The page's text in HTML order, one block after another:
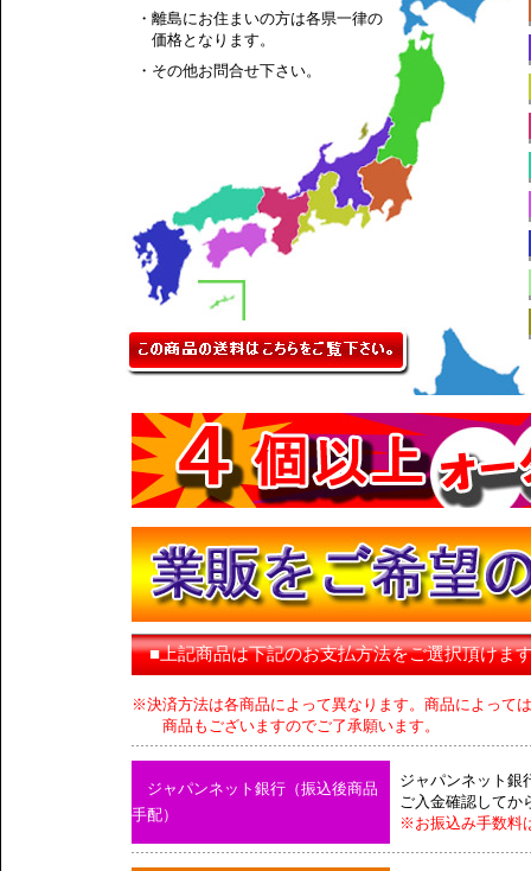
・離島にお住まいの方は各県一律の
価格となります。
・その他お問合せ下さい。
■上記商品は下記のお支払方法をご選択頂けま
※決済方法は各商品によって異なります。商品によって
商品もございますのでご了承願います。
ジャパンネット銀行（振込後商品
手配）
ジャパンネット銀
ご入金確認してか
※お振込み手数料